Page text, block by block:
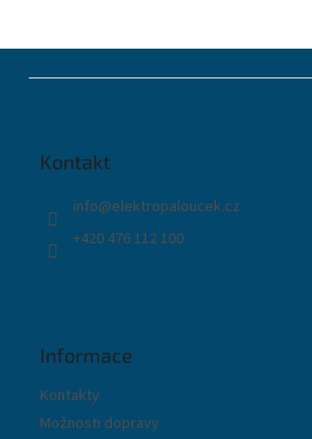
Kontakt
info@elektropaloucek.cz
+420 476 112 100
Informace
Kontakty
Možnosti dopravy